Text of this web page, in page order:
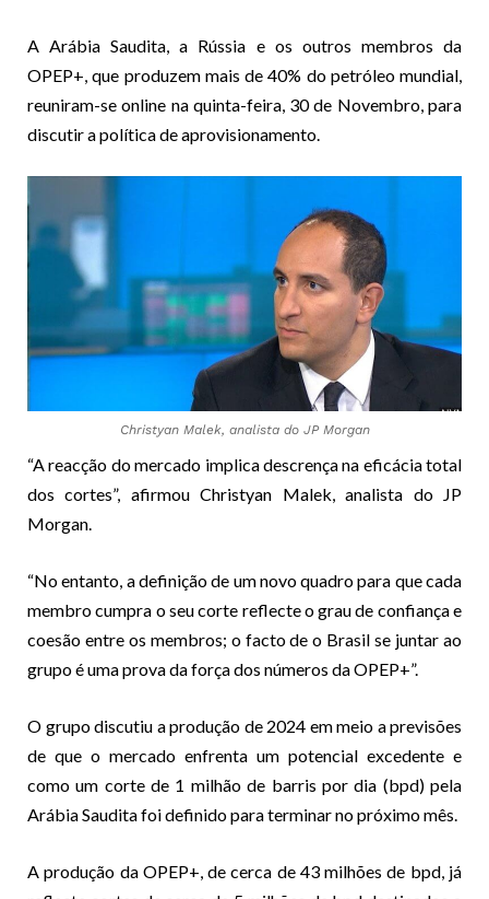
A Arábia Saudita, a Rússia e os outros membros da
OPEP+, que produzem mais de 40% do petróleo mundial,
reuniram-se online na quinta-feira, 30 de Novembro, para
discutir a política de aprovisionamento.
Christyan Malek, analista do JP Morgan
“A reacção do mercado implica descrença na eficácia total
dos cortes”, afirmou Christyan Malek, analista do JP
Morgan.
“No entanto, a definição de um novo quadro para que cada
membro cumpra o seu corte reflecte o grau de confiança e
coesão entre os membros; o facto de o Brasil se juntar ao
grupo é uma prova da força dos números da OPEP+”.
O grupo discutiu a produção de 2024 em meio a previsões
de que o mercado enfrenta um potencial excedente e
como um corte de 1 milhão de barris por dia (bpd) pela
Arábia Saudita foi definido para terminar no próximo mês.
A produção da OPEP+, de cerca de 43 milhões de bpd, já